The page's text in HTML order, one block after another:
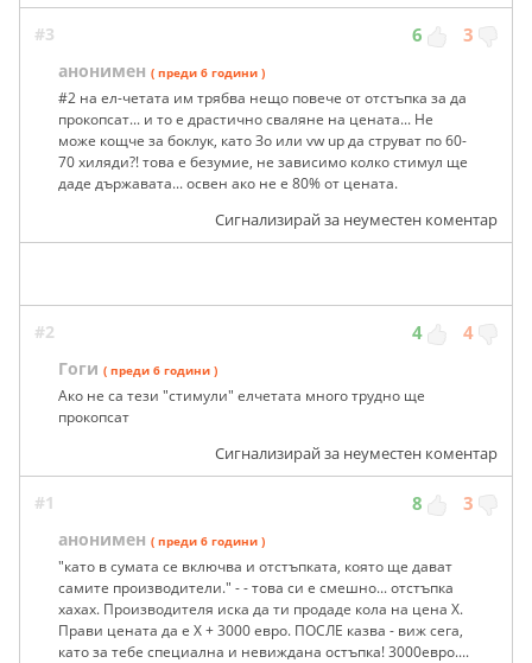
#3 6 3
анонимен ( преди 6 години )
#2 на ел-четата им трябва нещо повече от отстъпка за да
прокопсат... и то е драстично сваляне на цената... Не
може кощче за боклyк, като Зо или vw up да струват по 60-
70 хиляди?! това е безумие, не зависимо колко стимул ще
даде държавата... освен ако не е 80% от цената.
Сигнализирай за неуместен коментар
#2 4 4
Гоги ( преди 6 години )
Ако не са тези "стимули" елчетата много трудно ще
прокопсат
Сигнализирай за неуместен коментар
#1 8 3
анонимен ( преди 6 години )
"като в сумата се включва и отстъпката, която ще дават
самите производители." - - това си е смешно... отстъпка
хахах. Производителя иска да ти продаде кола на цена Х.
Прави цената да е Х + 3000 евро. ПОСЛЕ казва - виж сега,
като за тебе специална и невиждана остъпка! 3000евро....